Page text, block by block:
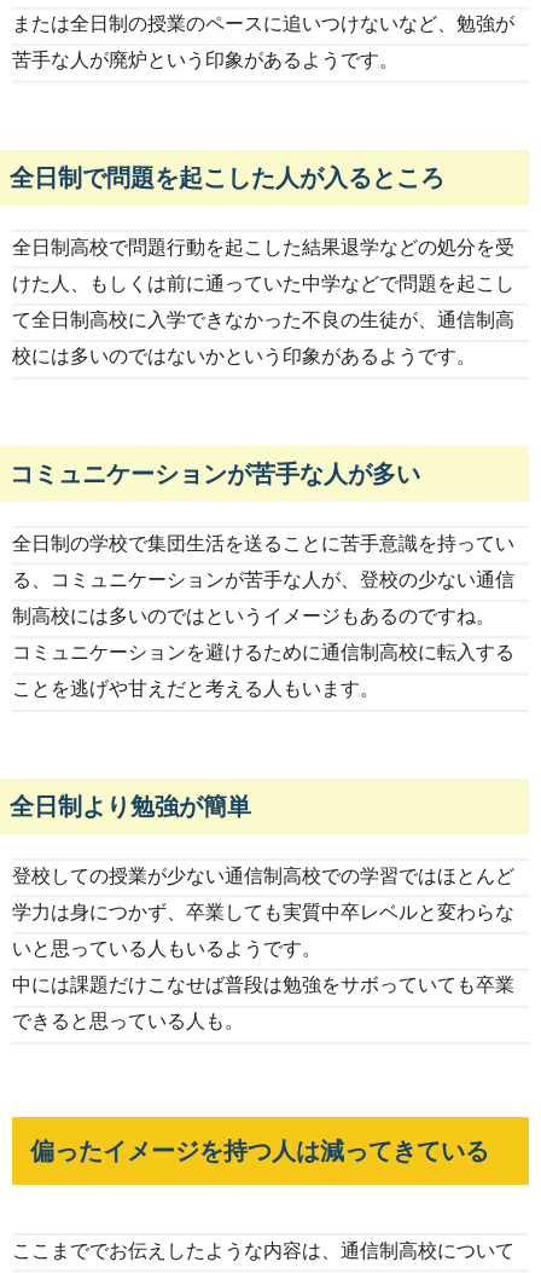
または全日制の授業のペースに追いつけないなど、勉強が
苦手な人が廃炉という印象があるようです。
全日制で問題を起こした人が入るところ
全日制高校で問題行動を起こした結果退学などの処分を受
けた人、もしくは前に通っていた中学などで問題を起こし
て全日制高校に入学できなかった不良の生徒が、通信制高
校には多いのではないかという印象があるようです。
コミュニケーションが苦手な人が多い
全日制の学校で集団生活を送ることに苦手意識を持ってい
る、コミュニケーションが苦手な人が、登校の少ない通信
制高校には多いのではというイメージもあるのですね。
コミュニケーションを避けるために通信制高校に転入する
ことを逃げや甘えだと考える人もいます。
全日制より勉強が簡単
登校しての授業が少ない通信制高校での学習ではほとんど
学力は身につかず、卒業しても実質中卒レベルと変わらな
いと思っている人もいるようです。
中には課題だけこなせば普段は勉強をサボっていても卒業
できると思っている人も。
偏ったイメージを持つ人は減ってきている
ここまででお伝えしたような内容は、通信制高校について